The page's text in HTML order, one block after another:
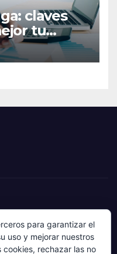
claves
tu
para garantizar el
uso y mejorar nuestros
rechazar las no